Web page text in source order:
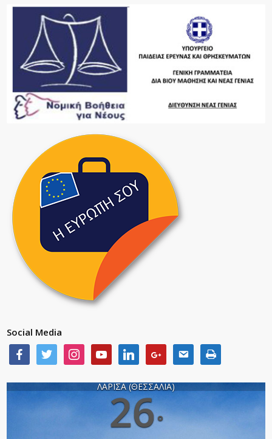
Social Media
ΛΑΡΙΣΑ (ΘΕΣΣΑΛΙΑ)
26°